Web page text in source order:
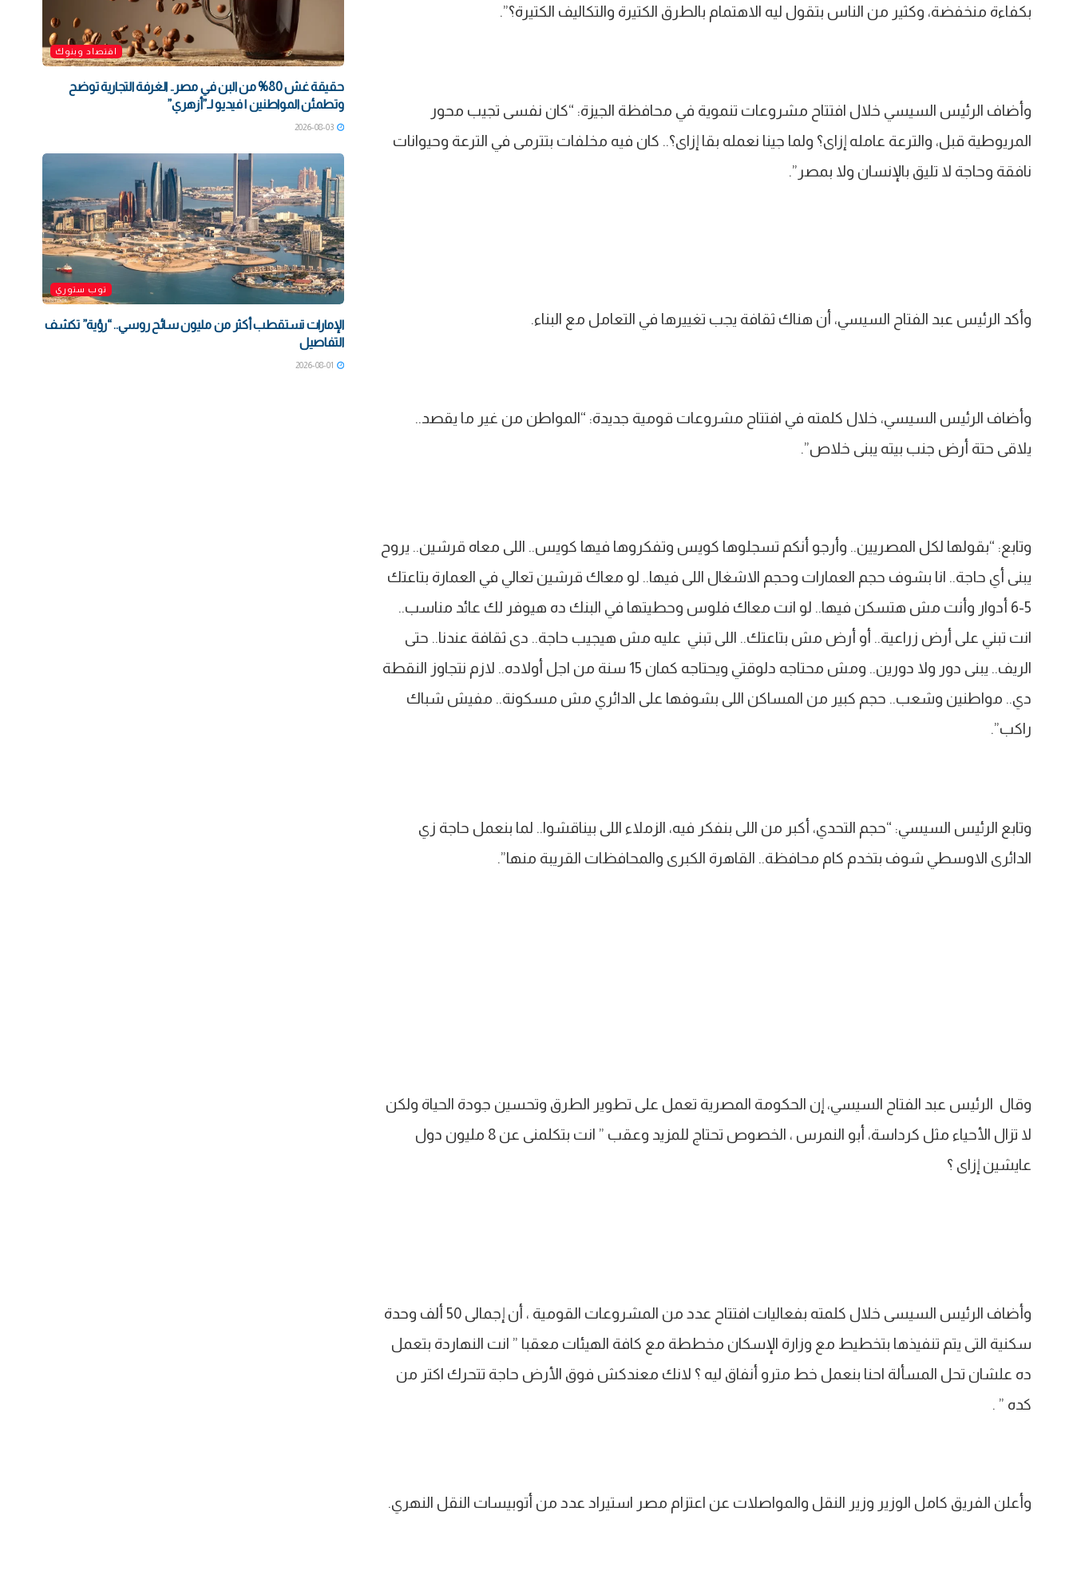
بكفاءة منخفضة، وكثير من الناس بتقول ليه الاهتمام بالطرق الكتيرة والتكاليف الكتيرة؟”.
وأضاف الرئيس السيسي خلال افتتاح مشروعات تنموية في محافظة الجيزة: “كان نفسى تجيب محور
المريوطية قبل، والترعة عامله إزاى؟ ولما جينا نعمله بقا إزاى؟.. كان فيه مخلفات بتترمى في الترعة وحيوانات
نافقة وحاجة لا تليق بالإنسان ولا بمصر”.
وأكد الرئيس عبد الفتاح السيسي، أن هناك ثقافة يجب تغييرها في التعامل مع البناء.
وأضاف الرئيس السيسي، خلال كلمته في افتتاح مشروعات قومية جديدة: “المواطن من غير ما يقصد..
يلاقى حتة أرض جنب بيته يبنى خلاص”.
وتابع: “بقولها لكل المصريين.. وأرجو أنكم تسجلوها كويس وتفكروها فيها كويس.. اللى معاه قرشين.. يروح
يبنى أي حاجة.. انا بشوف حجم العمارات وحجم الاشغال اللى فيها.. لو معاك قرشين تعالي في العمارة بتاعتك
5-6 أدوار وأنت مش هتسكن فيها.. لو انت معاك فلوس وحطيتها في البنك ده هيوفر لك عائد مناسب..
انت تبني على أرض زراعية.. أو أرض مش بتاعتك.. اللى تبني عليه مش هيجيب حاجة.. دى ثقافة عندنا.. حتى
الريف.. يبنى دور ولا دورين.. ومش محتاجه دلوقتي ويحتاجه كمان 15 سنة من اجل أولاده.. لازم نتجاوز النقطة
دي.. مواطنين وشعب.. حجم كبير من المساكن اللى بشوفها على الدائري مش مسكونة.. مفيش شباك
راكب”.
وتابع الرئيس السيسي: “حجم التحدي، أكبر من اللى بنفكر فيه، الزملاء اللى بيناقشوا.. لما بنعمل حاجة زي
الدائرى الاوسطي شوف بتخدم كام محافظة.. القاهرة الكبرى والمحافظات القريبة منها”.
وقال الرئيس عبد الفتاح السيسي، إن الحكومة المصرية تعمل على تطوير الطرق وتحسين جودة الحياة ولكن
لا تزال الأحياء مثل كرداسة، أبو النمرس ، الخصوص تحتاج للمزيد وعقب ” انت بتكلمنى عن 8 مليون دول
عايشين إزاى ؟
وأضاف الرئيس السيسى خلال كلمته بفعاليات افتتاح عدد من المشروعات القومية ، أن إجمالى 50 ألف وحدة
سكنية التى يتم تنفيذها بتخطيط مع وزارة الإسكان مخططة مع كافة الهيئات معقبا ” انت النهاردة بتعمل
ده علشان تحل المسألة احنا بنعمل خط مترو أنفاق ليه ؟ لانك معندكش فوق الأرض حاجة تتحرك اكتر من
كده ” .
وأعلن الفريق كامل الوزير وزير النقل والمواصلات عن اعتزام مصر استيراد عدد من أتوبيسات النقل النهري.
اقتصاد وبنوك
حقيقة غش 80% من البن في مصر.. الغرفة التجارية توضح
وتطمئن المواطنين | فيديو لـ”أزهري”
2026-08-03
توب ستوري
الإمارات تستقطب أكثر من مليون سائح روسي.. “رؤية” تكشف
التفاصيل